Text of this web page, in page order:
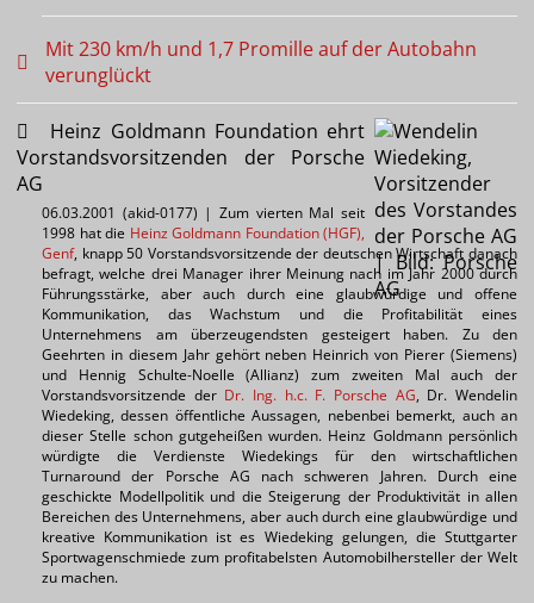
Mit 230 km/h und 1,7 Promille auf der Autobahn
verunglückt
Heinz Goldmann Foundation ehrt
Vorstandsvorsitzenden der Porsche
AG
06.03.2001 (akid-0177) | Zum vierten Mal seit
1998 hat die Heinz Goldmann Foundation (HGF),
Genf, knapp 50 Vorstandsvorsitzende der deutschen Wirtschaft danach
befragt, welche drei Manager ihrer Meinung nach im Jahr 2000 durch
Führungsstärke, aber auch durch eine glaubwürdige und offene
Kommunikation, das Wachstum und die Profitabilität eines
Unternehmens am überzeugendsten gesteigert haben. Zu den
Geehrten in diesem Jahr gehört neben Heinrich von Pierer (Siemens)
und Hennig Schulte-Noelle (Allianz) zum zweiten Mal auch der
Vorstandsvorsitzende der Dr. Ing. h.c. F. Porsche AG, Dr. Wendelin
Wiedeking, dessen öffentliche Aussagen, nebenbei bemerkt, auch an
dieser Stelle schon gutgeheißen wurden. Heinz Goldmann persönlich
würdigte die Verdienste Wiedekings für den wirtschaftlichen
Turnaround der Porsche AG nach schweren Jahren. Durch eine
geschickte Modellpolitik und die Steigerung der Produktivität in allen
Bereichen des Unternehmens, aber auch durch eine glaubwürdige und
kreative Kommunikation ist es Wiedeking gelungen, die Stuttgarter
Sportwagenschmiede zum profitabelsten Automobilhersteller der Welt
zu machen.